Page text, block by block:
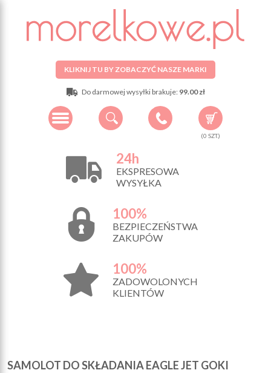
KLIKNIJ TU BY ZOBACZYĆ NASZE MARKI
Do darmowej wysyłki brakuje: 99.00 zł
(0 SZT.)
24h
EKSPRESOWA
WYSYŁKA
100%
BEZPIECZEŃSTWA
ZAKUPÓW
100%
ZADOWOLONYCH
KLIENTÓW
SAMOLOT DO SKŁADANIA EAGLE JET GOKI